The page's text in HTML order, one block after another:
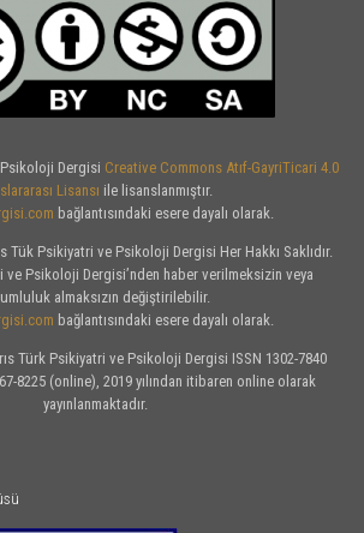
Dergisi Creative Commons Atıf-GayriTicari 4.0
Lisansı ile lisanslanmıştır.
bağlantısındaki esere dayalı olarak.
Tük Psikiyatri ve Psikoloji Dergisi Her Hakkı Saklıdır.
ve Psikoloji Dergisi’nden haber verilmeksizin veya
almaksızın değiştirilebilir.
bağlantısındaki esere dayalı olarak.
Türk Psikiyatri ve Psikoloji Dergisi ISSN 1302-7840
8225 (online), 2019 yılından itibaren online olarak
yayınlanmaktadır.